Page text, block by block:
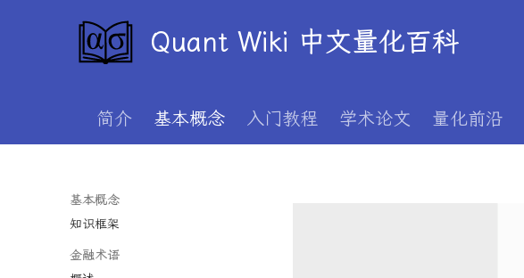
Quant Wiki 中文量化百科
简介 基本概念 入门教程 学术论文 量化前沿
基本概念
知识框架
金融术语